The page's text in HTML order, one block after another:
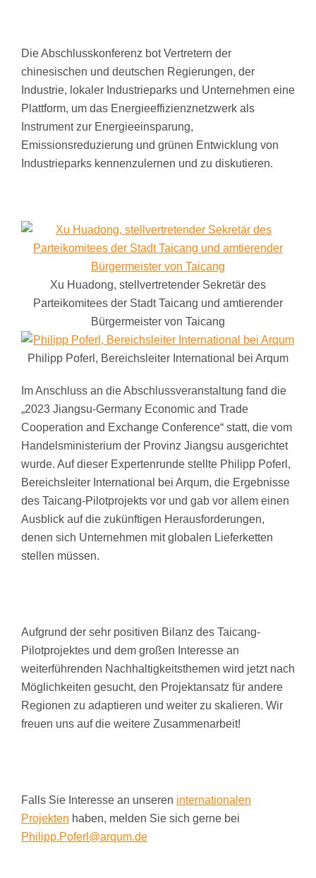
Die Abschlusskonferenz bot Vertretern der
chinesischen und deutschen Regierungen, der
Industrie, lokaler Industrieparks und Unternehmen eine
Plattform, um das Energieeffizienznetzwerk als
Instrument zur Energieeinsparung,
Emissionsreduzierung und grünen Entwicklung von
Industrieparks kennenzulernen und zu diskutieren.
Xu Huadong, stellvertretender Sekretär des
Parteikomitees der Stadt Taicang und amtierender
Bürgermeister von Taicang
Philipp Poferl, Bereichsleiter International bei Arqum
Im Anschluss an die Abschlussveranstaltung fand die
„2023 Jiangsu-Germany Economic and Trade
Cooperation and Exchange Conference“ statt, die vom
Handelsministerium der Provinz Jiangsu ausgerichtet
wurde. Auf dieser Expertenrunde stellte Philipp Poferl,
Bereichsleiter International bei Arqum, die Ergebnisse
des Taicang-Pilotprojekts vor und gab vor allem einen
Ausblick auf die zukünftigen Herausforderungen,
denen sich Unternehmen mit globalen Lieferketten
stellen müssen.
Aufgrund der sehr positiven Bilanz des Taicang-
Pilotprojektes und dem großen Interesse an
weiterführenden Nachhaltigkeitsthemen wird jetzt nach
Möglichkeiten gesucht, den Projektansatz für andere
Regionen zu adaptieren und weiter zu skalieren. Wir
freuen uns auf die weitere Zusammenarbeit!
Falls Sie Interesse an unseren internationalen
Projekten haben, melden Sie sich gerne bei
Philipp.Poferl@arqum.de